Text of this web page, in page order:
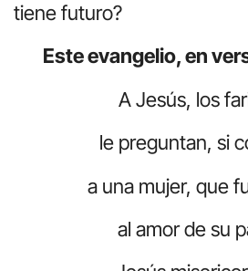
tiene futuro?
Este evangelio, en
A Jesús, los
le preguntan, si
a una mujer, que
al amor de su